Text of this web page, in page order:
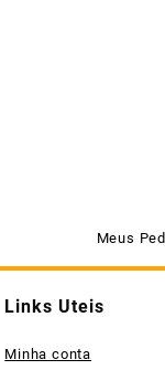
Meus
Links Uteis
Minha conta